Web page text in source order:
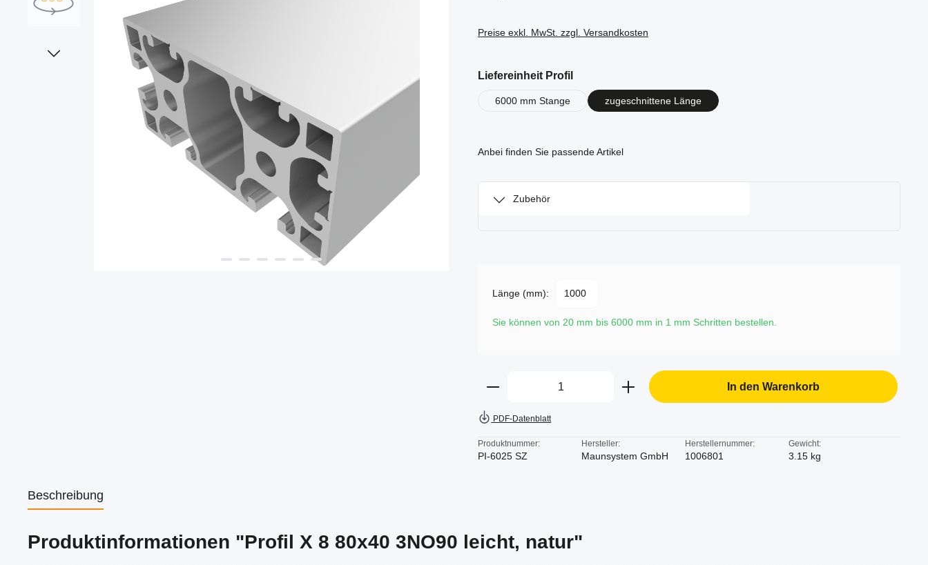
Preise exkl. MwSt. zzgl. Versandkosten
Liefereinheit Profilauswählen
6000 mm Stange zugeschnittene Länge
Anbei finden Sie passende Artikel
Zubehör
Länge (mm):
Sie können von 20 mm bis 6000 mm in 1 mm Schritten bestellen.
Produkt Anzahl: Gib den gewünschten Wert ein oder
In den Warenkorb
PDF-Datenblatt
Produktnummer:
PI-6025 SZ
Hersteller:
Maunsystem GmbH
Herstellernummer:
1006801
Gewicht:
3.15 kg
Beschreibung
Produktinformationen "Profil X 8 80x40 3NO90 leicht, natur"